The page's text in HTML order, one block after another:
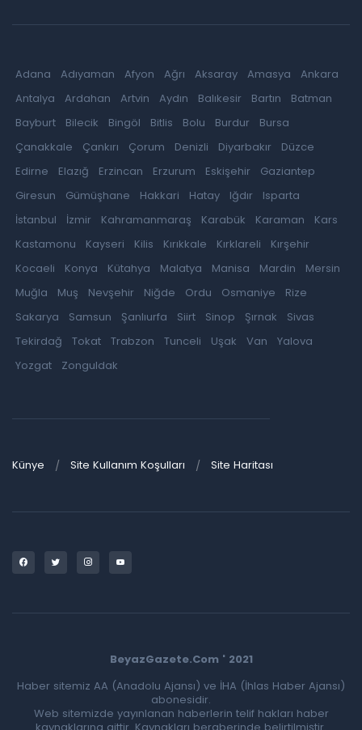
Adana Adıyaman Afyon Ağrı Aksaray Amasya
Ankara
Antalya
Ardahan Artvin Aydın Balıkesir Bartın
Batman
Bayburt
Bilecik Bingöl Bitlis Bolu Burdur
Bursa
Çanakkale
Çankırı Çorum Denizli Diyarbakır
Düzce
Edirne
Elazığ Erzincan Erzurum Eskişehir
Gaziantep
Giresun
Gümüşhane Hakkari Hatay Iğdır
Isparta
İstanbul
İzmir Kahramanmaraş Karabük Karaman
Kars
Kastamonu
Kayseri Kilis Kırıkkale Kırklareli
Kırşehir
Kocaeli
Konya Kütahya Malatya Manisa Mardin
Mersin
Muğla
Muş Nevşehir Niğde Ordu Osmaniye
Rize
Sakarya
Samsun Şanlıurfa Siirt Sinop Şırnak
Sivas
Tekirdağ
Tokat Trabzon Tunceli Uşak Van
Yalova
Yozgat
Zonguldak
Künye Site Kullanım Koşulları Site Haritası
BeyazGazete.Com ' 2021
Haber sitemiz AA (Anadolu Ajansı) ve İHA (İhlas Haber Ajansı)
abonesidir.
Web sitemizde yayınlanan haberlerin telif hakları haber